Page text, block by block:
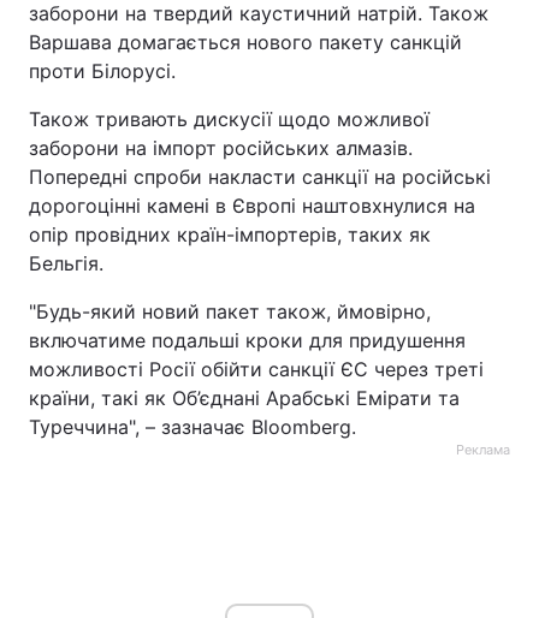
заборони на твердий каустичний натрій. Також
Варшава домагається нового пакету санкцій
проти Білорусі.
Також тривають дискусії щодо можливої
заборони на імпорт російських алмазів.
Попередні спроби накласти санкції на російські
дорогоцінні камені в Європі наштовхнулися на
опір провідних країн-імпортерів, таких як
Бельгія.
"Будь-який новий пакет також, ймовірно,
включатиме подальші кроки для придушення
можливості Росії обійти санкції ЄС через треті
країни, такі як Об’єднані Арабські Емірати та
Туреччина", – зазначає Bloomberg.
Реклама